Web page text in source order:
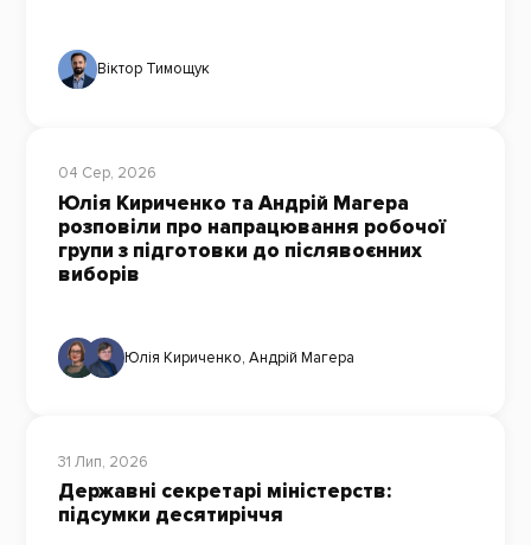
Віктор Тимощук
04 Сер, 2026
Юлія Кириченко та Андрій Магера
розповіли про напрацювання робочої
групи з підготовки до післявоєнних
виборів
Юлія Кириченко, Андрій Магера
31 Лип, 2026
Державні секретарі міністерств:
підсумки десятиріччя